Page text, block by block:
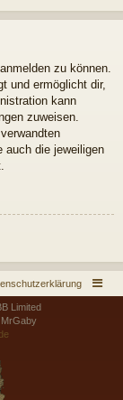
zu können.
und ermöglicht dir,
kann
zuweisen.
auch die jeweiligen
Limited